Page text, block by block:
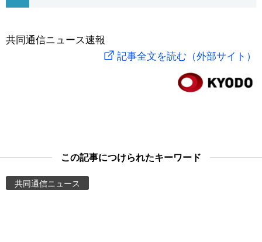
スポーツ・東京2020
Topics
Images
共同通信ニュース速報
記事全文を読む（外部サイト）
この記事につけられたキーワード
共同通信ニュース